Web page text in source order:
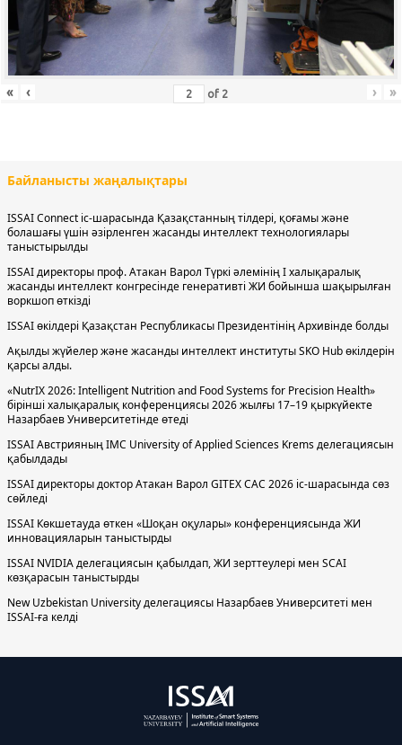
« ‹ of 2 › »
Байланысты жаңалықтары
ISSAI Connect іс-шарасында Қазақстанның тілдері, қоғамы және
болашағы үшін әзірленген жасанды интеллект технологиялары
таныстырылды
ISSAI директоры проф. Атакан Варол Түркі әлемінің І халықаралық
жасанды интеллект конгресінде генеративті ЖИ бойынша шақырылған
воркшоп өткізді
ISSAI өкілдері Қазақстан Республикасы Президентінің Архивінде болды
Ақылды жүйелер және жасанды интеллект институты SKO Hub өкілдерін
қарсы алды.
«NutrIX 2026: Intelligent Nutrition and Food Systems for Precision Health»
бірінші халықаралық конференциясы 2026 жылғы 17–19 қыркүйекте
Назарбаев Университетінде өтеді
ISSAI Австрияның IMC University of Applied Sciences Krems делегациясын
қабылдады
ISSAI директоры доктор Атакан Варол GITEX CAC 2026 іс-шарасында сөз
сөйледі
ISSAI Көкшетауда өткен «Шоқан оқулары» конференциясында ЖИ
инновацияларын таныстырды
ISSAI NVIDIA делегациясын қабылдап, ЖИ зерттеулері мен SCAI
көзқарасын таныстырды
New Uzbekistan University делегациясы Назарбаев Университеті мен
ISSAI-ға келді